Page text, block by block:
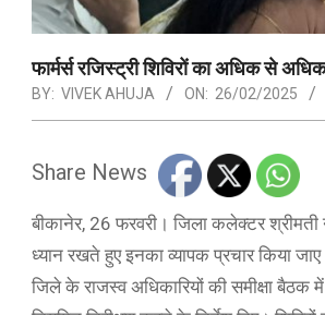
फार्मर्स रजिस्ट्री शिविरों का अधिक से
BY: VIVEK AHUJA ON: 26/02/2025
Share News
बीकानेर, 26 फरवरी। जिला कलेक्टर श्रीमती
ध्यान रखते हुए इनका व्यापक प्रचार किया
जिले के राजस्व अधिकारियों की समीक्षा बैठक